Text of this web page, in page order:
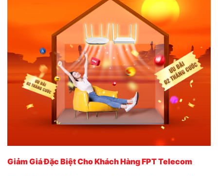
Giảm Giá Đặc Biệt Cho Khách Hàng FPT Telecom